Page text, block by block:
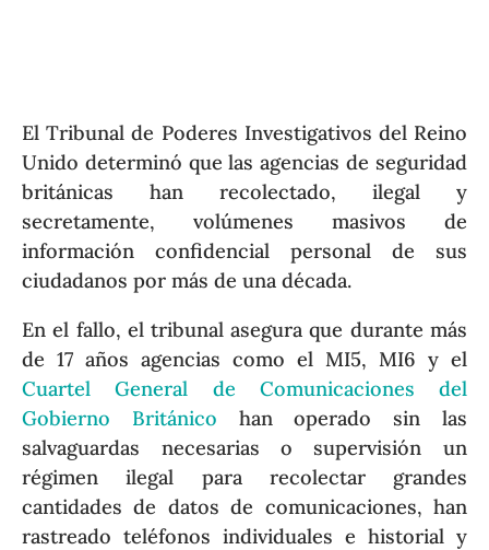
El Tribunal de Poderes Investigativos del Reino
Unido determinó que las agencias de seguridad
británicas han recolectado, ilegal y
secretamente, volúmenes masivos de
información confidencial personal de sus
ciudadanos por más de una década.
En el fallo, el tribunal asegura que durante más
de 17 años agencias como el MI5, MI6 y el
Cuartel General de Comunicaciones del
Gobierno Británico han operado sin las
salvaguardas necesarias o supervisión un
régimen ilegal para recolectar grandes
cantidades de datos de comunicaciones, han
rastreado teléfonos individuales e historial y